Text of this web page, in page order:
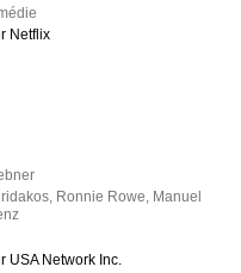
Netflix
, Ronnie Rowe, Manuel
USA Network Inc.